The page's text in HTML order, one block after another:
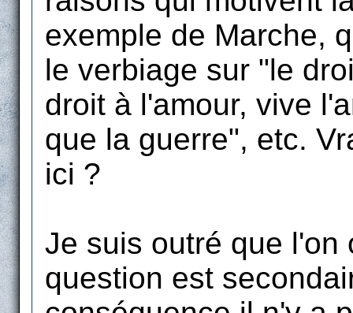
exemple de Marche,
le verbiage sur "le
droit à l'amour, vive
que la guerre", etc.
ici ?
Je suis outré que l'on
question est